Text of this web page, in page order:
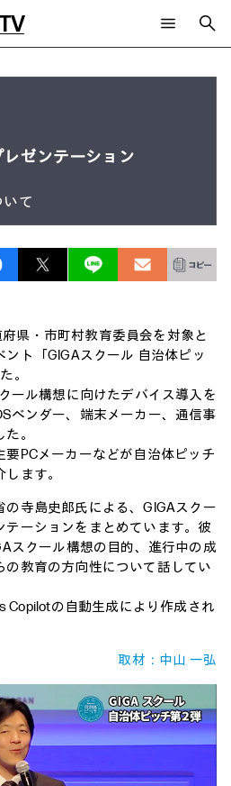
事例
AI PC
AIワークステーション
Poly
WXP（DEXツール）
ト
レゼンテーション
て
県・市町村教育委員会を対象と
ト「GIGAスクール 自治体ピッ
。
ール構想に向けたデバイス導入を
ベンダー、端末メーカー、通信事
。
PCメーカーなどが自治体ピッチ
ます。
寺島史郎氏による、GIGAスクー
テーションをまとめています。彼
スクール構想の目的、進行中の成
教育の方向性について話してい
Copilotの自動生成により作成され
取材：中山 一弘